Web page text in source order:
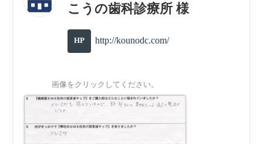
こうの歯科診療所 様
HP http://kounodc.com/
画像をクリックしてください。